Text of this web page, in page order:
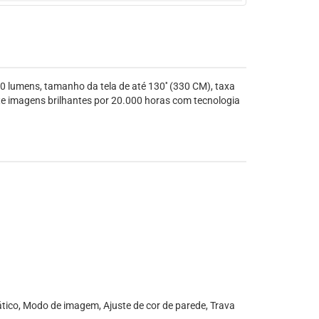
lumens, tamanho da tela de até 130'' (330 CM), taxa
imagens brilhantes por 20.000 horas com tecnologia
Modo de imagem, Ajuste de cor de parede, Trava